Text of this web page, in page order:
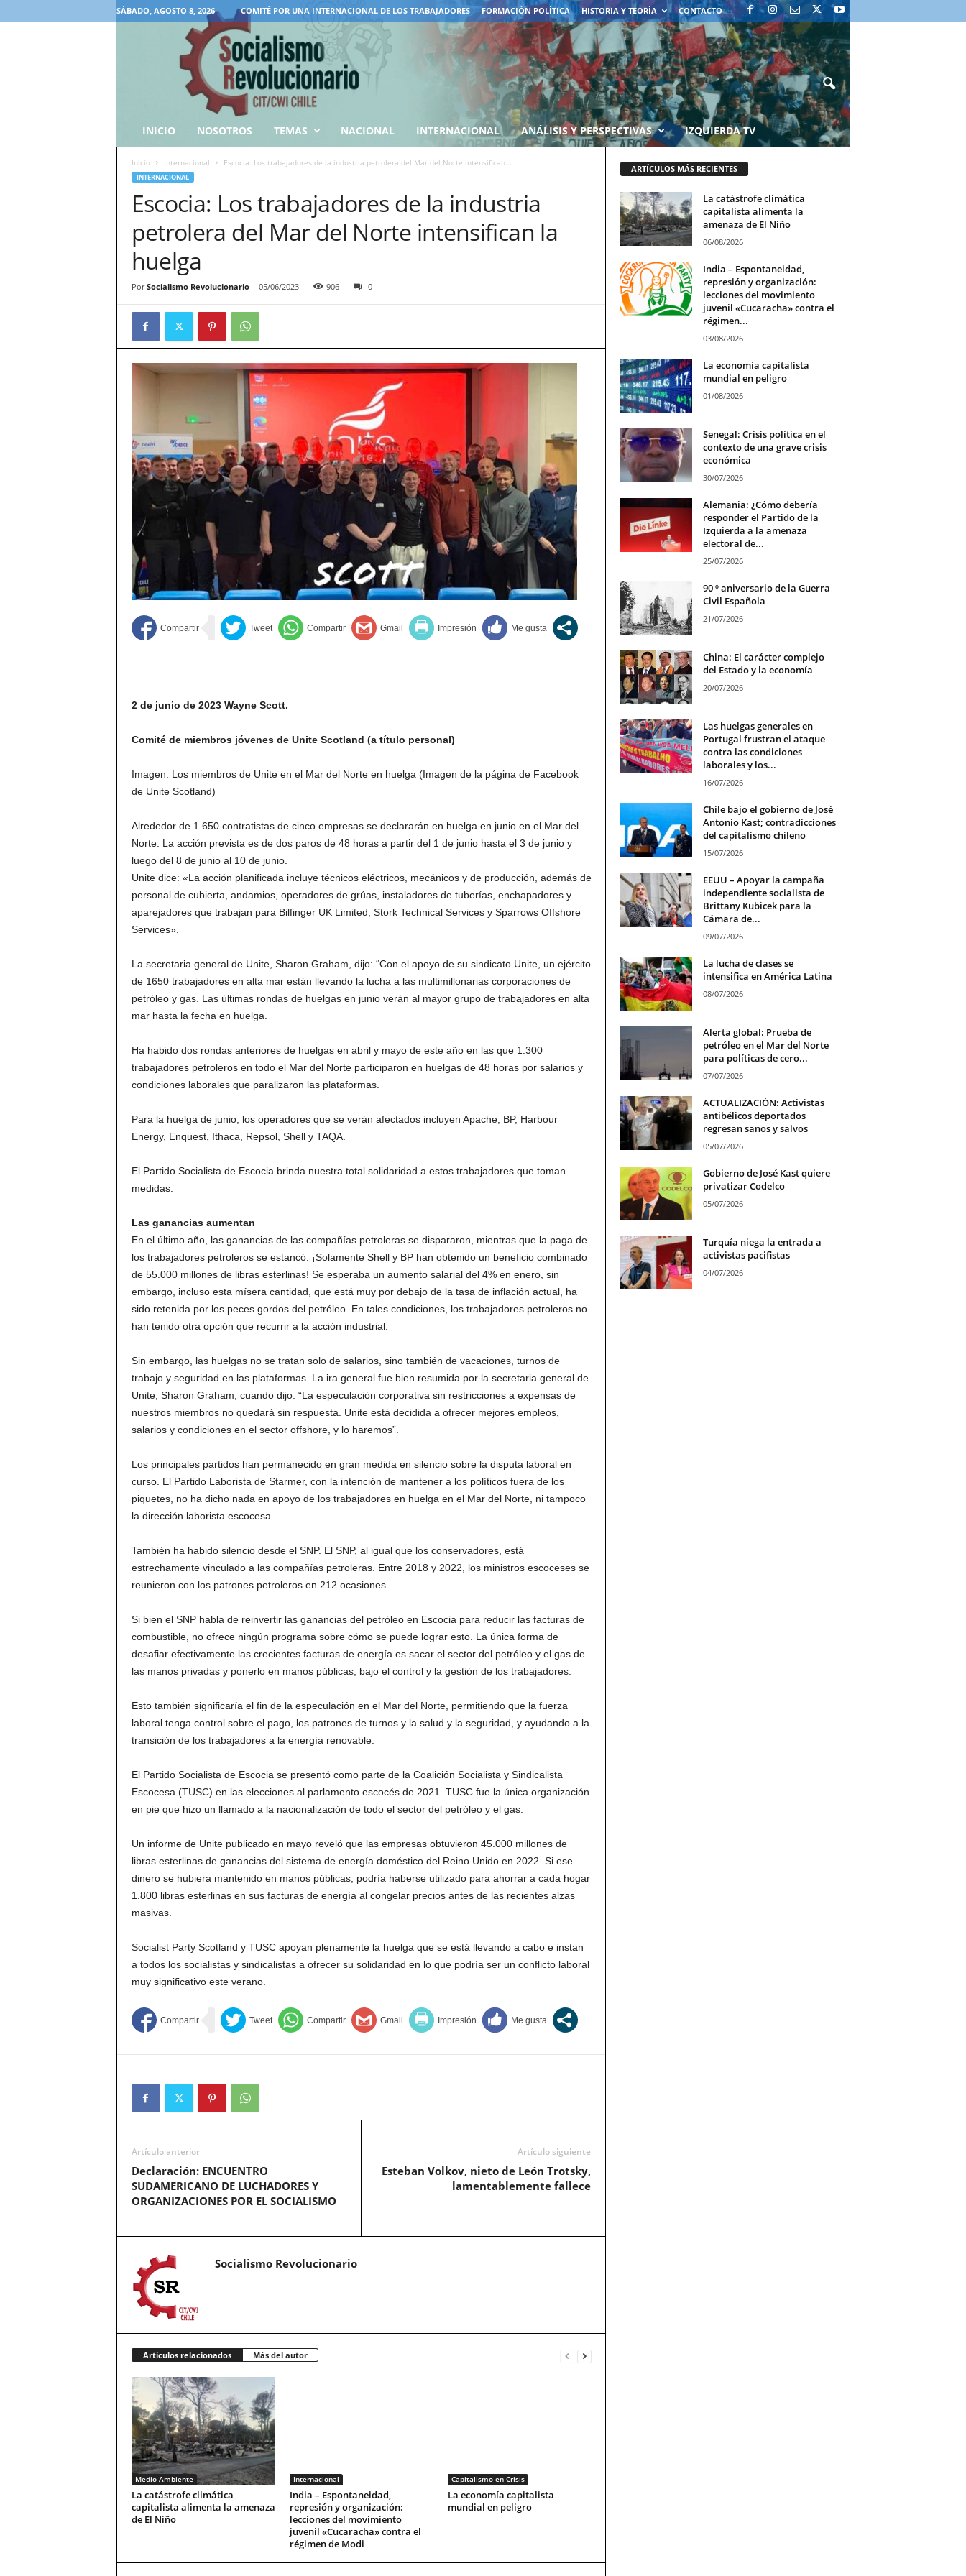
SÁBADO, AGOSTO 8, 2026 COMITÉ POR UNA INTERNACIONAL DE LOS TRABAJADORES FORMACIÓN POLÍTICA HISTORIA Y TEORÍA CONTACTO
INICIO NOSOTROS TEMAS NACIONAL INTERNACIONAL ANÁLISIS Y PERSPECTIVAS IZQUIERDA TV
Inicio Internacional Escocia: Los trabajadores de la industria petrolera del Mar del Norte intensifican...
INTERNACIONAL
Escocia: Los trabajadores de la industria
petrolera del Mar del Norte intensifican la
huelga
Por Socialismo Revolucionario- 05/06/2023 906 0
2 de junio de 2023 Wayne Scott.
Comité de miembros jóvenes de Unite Scotland (a título personal)
Imagen: Los miembros de Unite en el Mar del Norte en huelga (Imagen de la página de Facebook
de Unite Scotland)
Alrededor de 1.650 contratistas de cinco empresas se declararán en huelga en junio en el Mar del
Norte. La acción prevista es de dos paros de 48 horas a partir del 1 de junio hasta el 3 de junio y
luego del 8 de junio al 10 de junio.
Unite dice: «La acción planificada incluye técnicos eléctricos, mecánicos y de producción, además de
personal de cubierta, andamios, operadores de grúas, instaladores de tuberías, enchapadores y
aparejadores que trabajan para Bilfinger UK Limited, Stork Technical Services y Sparrows Offshore
Services».
La secretaria general de Unite, Sharon Graham, dijo: “Con el apoyo de su sindicato Unite, un ejército
de 1650 trabajadores en alta mar están llevando la lucha a las multimillonarias corporaciones de
petróleo y gas. Las últimas rondas de huelgas en junio verán al mayor grupo de trabajadores en alta
mar hasta la fecha en huelga.
Ha habido dos rondas anteriores de huelgas en abril y mayo de este año en las que 1.300
trabajadores petroleros en todo el Mar del Norte participaron en huelgas de 48 horas por salarios y
condiciones laborales que paralizaron las plataformas.
Para la huelga de junio, los operadores que se verán afectados incluyen Apache, BP, Harbour
Energy, Enquest, Ithaca, Repsol, Shell y TAQA.
El Partido Socialista de Escocia brinda nuestra total solidaridad a estos trabajadores que toman
medidas.
Las ganancias aumentan
En el último año, las ganancias de las compañías petroleras se dispararon, mientras que la paga de
los trabajadores petroleros se estancó. ¡Solamente Shell y BP han obtenido un beneficio combinado
de 55.000 millones de libras esterlinas! Se esperaba un aumento salarial del 4% en enero, sin
embargo, incluso esta mísera cantidad, que está muy por debajo de la tasa de inflación actual, ha
sido retenida por los peces gordos del petróleo. En tales condiciones, los trabajadores petroleros no
han tenido otra opción que recurrir a la acción industrial.
Sin embargo, las huelgas no se tratan solo de salarios, sino también de vacaciones, turnos de
trabajo y seguridad en las plataformas. La ira general fue bien resumida por la secretaria general de
Unite, Sharon Graham, cuando dijo: “La especulación corporativa sin restricciones a expensas de
nuestros miembros no quedará sin respuesta. Unite está decidida a ofrecer mejores empleos,
salarios y condiciones en el sector offshore, y lo haremos”.
Los principales partidos han permanecido en gran medida en silencio sobre la disputa laboral en
curso. El Partido Laborista de Starmer, con la intención de mantener a los políticos fuera de los
piquetes, no ha dicho nada en apoyo de los trabajadores en huelga en el Mar del Norte, ni tampoco
la dirección laborista escocesa.
También ha habido silencio desde el SNP. El SNP, al igual que los conservadores, está
estrechamente vinculado a las compañías petroleras. Entre 2018 y 2022, los ministros escoceses se
reunieron con los patrones petroleros en 212 ocasiones.
Si bien el SNP habla de reinvertir las ganancias del petróleo en Escocia para reducir las facturas de
combustible, no ofrece ningún programa sobre cómo se puede lograr esto. La única forma de
desafiar efectivamente las crecientes facturas de energía es sacar el sector del petróleo y el gas de
las manos privadas y ponerlo en manos públicas, bajo el control y la gestión de los trabajadores.
Esto también significaría el fin de la especulación en el Mar del Norte, permitiendo que la fuerza
laboral tenga control sobre el pago, los patrones de turnos y la salud y la seguridad, y ayudando a la
transición de los trabajadores a la energía renovable.
El Partido Socialista de Escocia se presentó como parte de la Coalición Socialista y Sindicalista
Escocesa (TUSC) en las elecciones al parlamento escocés de 2021. TUSC fue la única organización
en pie que hizo un llamado a la nacionalización de todo el sector del petróleo y el gas.
Un informe de Unite publicado en mayo reveló que las empresas obtuvieron 45.000 millones de
libras esterlinas de ganancias del sistema de energía doméstico del Reino Unido en 2022. Si ese
dinero se hubiera mantenido en manos públicas, podría haberse utilizado para ahorrar a cada hogar
1.800 libras esterlinas en sus facturas de energía al congelar precios antes de las recientes alzas
masivas.
Socialist Party Scotland y TUSC apoyan plenamente la huelga que se está llevando a cabo e instan
a todos los socialistas y sindicalistas a ofrecer su solidaridad en lo que podría ser un conflicto laboral
muy significativo este verano.
Artículo anterior
Declaración: ENCUENTRO
SUDAMERICANO DE LUCHADORES Y
ORGANIZACIONES POR EL SOCIALISMO
Artículo siguiente
Esteban Volkov, nieto de León Trotsky,
lamentablemente fallece
Socialismo Revolucionario
Artículos relacionados Más del autor
Medio Ambiente
La catástrofe climática
capitalista alimenta la amenaza
de El Niño
Internacional
India – Espontaneidad,
represión y organización:
lecciones del movimiento
juvenil «Cucaracha» contra el
régimen de Modi
Capitalismo en Crisis
La economía capitalista
mundial en peligro
ARTÍCULOS MÁS RECIENTES
La catástrofe climática
capitalista alimenta la
amenaza de El Niño
06/08/2026
India – Espontaneidad,
represión y organización:
lecciones del movimiento
juvenil «Cucaracha» contra el
régimen...
03/08/2026
La economía capitalista
mundial en peligro
01/08/2026
Senegal: Crisis política en el
contexto de una grave crisis
económica
30/07/2026
Alemania: ¿Cómo debería
responder el Partido de la
Izquierda a la amenaza
electoral de...
25/07/2026
90 º aniversario de la Guerra
Civil Española
21/07/2026
China: El carácter complejo
del Estado y la economía
20/07/2026
Las huelgas generales en
Portugal frustran el ataque
contra las condiciones
laborales y los...
16/07/2026
Chile bajo el gobierno de José
Antonio Kast; contradicciones
del capitalismo chileno
15/07/2026
EEUU – Apoyar la campaña
independiente socialista de
Brittany Kubicek para la
Cámara de...
09/07/2026
La lucha de clases se
intensifica en América Latina
08/07/2026
Alerta global: Prueba de
petróleo en el Mar del Norte
para políticas de cero...
07/07/2026
ACTUALIZACIÓN: Activistas
antibélicos deportados
regresan sanos y salvos
05/07/2026
Gobierno de José Kast quiere
privatizar Codelco
05/07/2026
Turquía niega la entrada a
activistas pacifistas
04/07/2026